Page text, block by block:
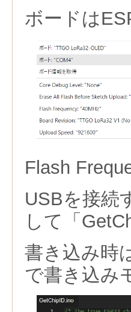
ボードは
Flash
USBを接続
して「
書き込み時
で書き込み